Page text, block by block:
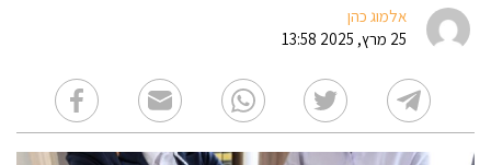
אלמוג כהן
25 מרץ, 2025 13:58